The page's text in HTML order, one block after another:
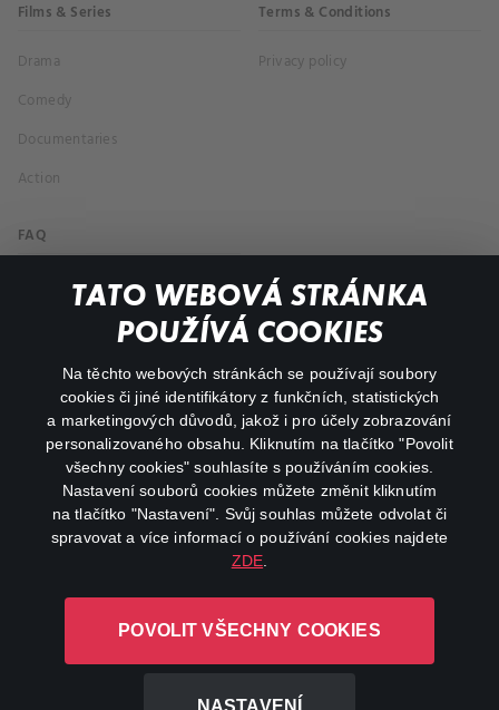
TATO WEBOVÁ STRÁNKA
POUŽÍVÁ COOKIES
Na těchto webových stránkách se používají soubory
cookies či jiné identifikátory z funkčních, statistických
a marketingových důvodů, jakož i pro účely zobrazování
personalizovaného obsahu. Kliknutím na tlačítko "Povolit
všechny cookies" souhlasíte s používáním cookies.
Nastavení souborů cookies můžete změnit kliknutím
na tlačítko "Nastavení". Svůj souhlas můžete odvolat či
spravovat a více informací o používání cookies najdete
ZDE
POVOLIT VŠECHNY COOKIES
NASTAVENÍ
Films & Series
Drama
Comedy
Documentaries
Action
Terms & Conditions
Privacy policy
FAQ
My profile
facebookinstagram
youtube
L-1246 Luxembourg R.C.S.